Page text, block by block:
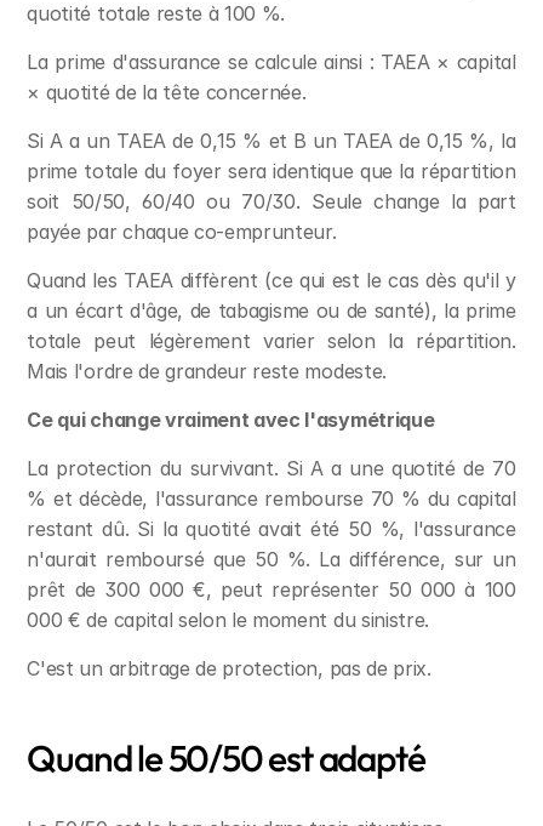
quotité totale reste à 100 %.
La prime d'assurance se calcule ainsi : TAEA × capital
× quotité de la tête concernée.
Si A a un TAEA de 0,15 % et B un TAEA de 0,15 %, la
prime totale du foyer sera identique que la répartition
soit 50/50, 60/40 ou 70/30. Seule change la part
payée par chaque co-emprunteur.
Quand les TAEA diffèrent (ce qui est le cas dès qu'il y
a un écart d'âge, de tabagisme ou de santé), la prime
totale peut légèrement varier selon la répartition.
Mais l'ordre de grandeur reste modeste.
Ce qui change vraiment avec l'asymétrique
La protection du survivant. Si A a une quotité de 70
% et décède, l'assurance rembourse 70 % du capital
restant dû. Si la quotité avait été 50 %, l'assurance
n'aurait remboursé que 50 %. La différence, sur un
prêt de 300 000 €, peut représenter 50 000 à 100
000 € de capital selon le moment du sinistre.
C'est un arbitrage de protection, pas de prix.
Quand le 50/50 est adapté